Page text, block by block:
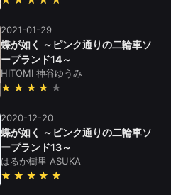
2021-01-29
蝶が如く ～ピンク通りの二輪車ソ
ープランド14～
HITOMI 神谷ゆうみ
★★★★
2020-12-20
蝶が如く ～ピンク通りの二輪車ソ
ープランド13～
はるか樹里 ASUKA
★★★★★